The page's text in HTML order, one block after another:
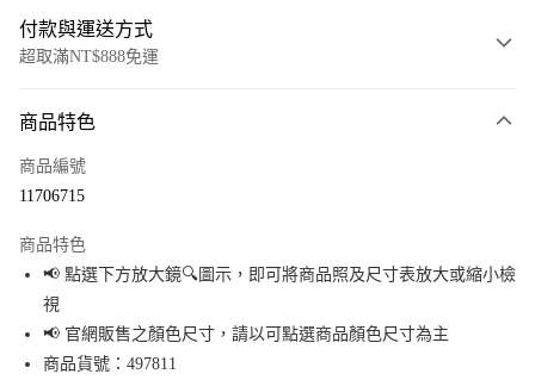
付款與運送方式
超取滿NT$888免運
信用卡一次付款
Apple Pay
街口支付
悠遊付
商品特色
商品編號
11706715
商品特色
📢 點選下方放大鏡🔍圖示，即可將商品照及尺寸表放大或縮小檢
視
📢 官網販售之顏色尺寸，請以可點選商品顏色尺寸為主
商品貨號：497811